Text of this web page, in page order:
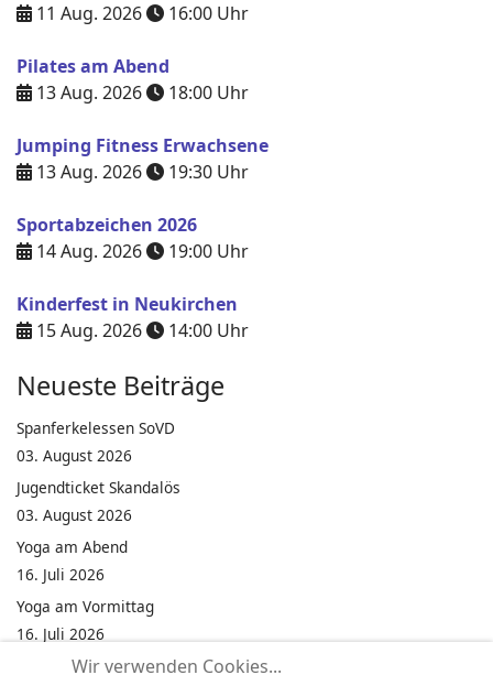
11 Aug. 2026
16:00 Uhr
Pilates am Abend
13 Aug. 2026
18:00 Uhr
Jumping Fitness Erwachsene
13 Aug. 2026
19:30 Uhr
Sportabzeichen 2026
14 Aug. 2026
19:00 Uhr
Kinderfest in Neukirchen
15 Aug. 2026
14:00 Uhr
Neueste Beiträge
Spanferkelessen SoVD
03. August 2026
Jugendticket Skandalös
03. August 2026
Yoga am Abend
16. Juli 2026
Yoga am Vormittag
16. Juli 2026
Pilates am Abend
Wir verwenden Cookies...